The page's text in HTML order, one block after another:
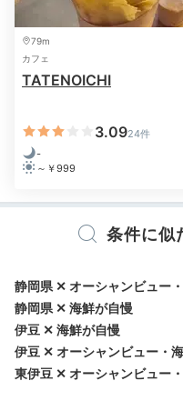
客室や館内で
リラックス
展望露天風呂の「蒼空
性は宿泊当日の15～24
らりと雰囲気が変わるの
みて。客室露天風呂で、
79m
カフェ
TATENOICHI
3.0924件
-
～￥999
条件に似
静岡県 ✕ オーシャンビュー
静岡県 ✕ 海鮮が自慢
伊豆 ✕ 海鮮が自慢
伊豆 ✕ オーシャンビュー・
東伊豆 ✕ オーシャンビュー